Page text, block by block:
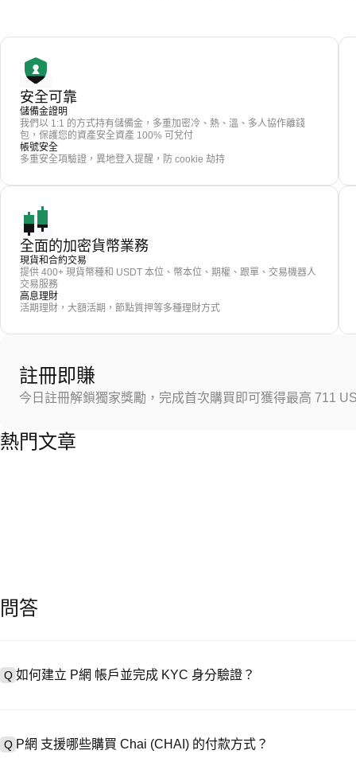
安全可靠
儲備金證明
我們以 1:1 的方式持有儲備金，多重加密冷、熱、溫、多人協作離錢
包，保護您的資產安全資產 100% 可兌付
帳號安全
多重安全項驗證，異地登入提醒，防 cookie 劫持
全面的加密貨幣業務
現貨和合約交易
提供 400+ 現貨幣種和 USDT 本位、幣本位、期權、跟單、交易機器人
交易服務
高息理財
活期理財，大額活期，節點質押等多種理財方式
註冊即賺
今日註冊解鎖獨家獎勵，完成首次購買即可獲得最高 711
熱門文章
問答
Q 如何建立 P網 帳戶並完成 KYC 身分驗證？
Q P網 支援哪些購買 Chai (CHAI) 的付款方式？